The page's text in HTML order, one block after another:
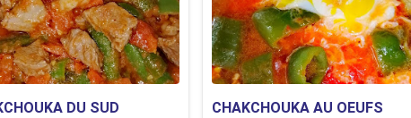
CHAKCHOUKA AU OEUFS
DU SUD